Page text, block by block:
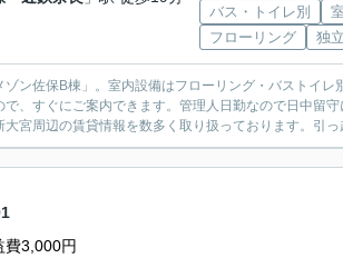
バス・トイレ別
フローリング
独
ン佐保B棟」。室内設備はフローリング・バストイレ
、すぐにご案内できます。管理人日勤なので日中留
宮周辺の賃貸情報を数多く取り扱っております。引
費3,000円